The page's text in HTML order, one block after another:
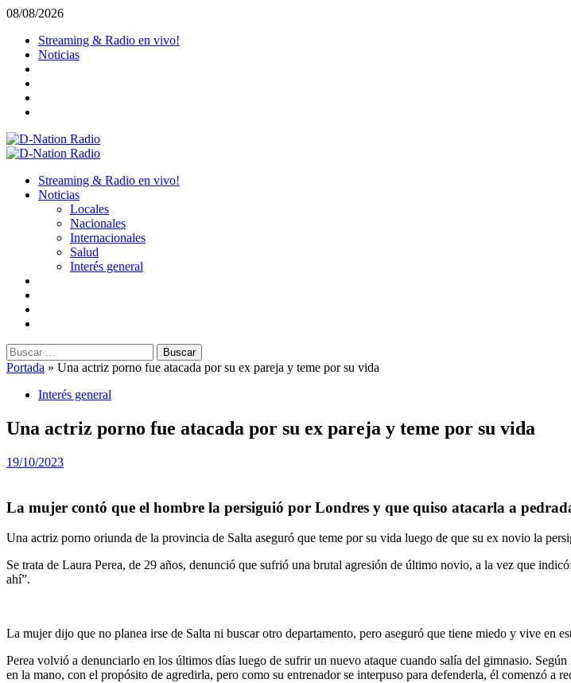
Saltar
contenido
08/08/2026
Streaming & Radio en vivo!
Noticias
Menú
Streaming & Radio en vivo!
Noticias
Locales
Nacionales
Internacionales
Salud
Interés general
Buscar:
Portada » Una actriz porno fue atacada por su ex pareja y teme por su vida
Interés general
Una actriz porno fue atacada por su ex pareja y teme por su vida
19/10/2023
La mujer contó que el hombre la persiguió por Londres y que quiso atacarla a
Una actriz porno oriunda de la provincia de Salta aseguró que teme por su vida luego de que su ex novio la
Se trata de Laura Perea, de 29 años, denunció que sufrió una brutal agresión de último novio, a la vez que
ahí”.
La mujer dijo que no planea irse de Salta ni buscar otro departamento, pero aseguró que tiene miedo y vive en
Perea volvió a denunciarlo en los últimos días luego de sufrir un nuevo ataque cuando salía del gimnasio.
en la mano, con el propósito de agredirla, pero como su entrenador se interpuso para defenderla, él comenzó a